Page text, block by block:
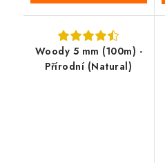
Woody 5 mm (100m) -
Přírodní (Natural)